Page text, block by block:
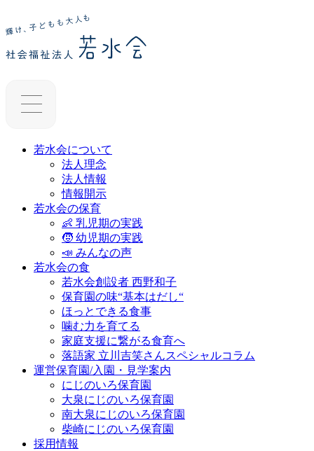
若水会について
法人理念
法人情報
情報開示
若水会の保育
👶 乳児期の実践
🧒 幼児期の実践
📣 みんなの声
若水会の食
若水会創設者 西野和子
保育園の味“基本はだし“
ほっとできる食事
噛む力を育てる
家庭支援に繋がる食育へ
落語家 立川吉笑さんスペシャルコラム
運営保育園/入園・見学案内
にじのいろ保育園
大泉にじのいろ保育園
南大泉にじのいろ保育園
柴崎にじのいろ保育園
採用情報